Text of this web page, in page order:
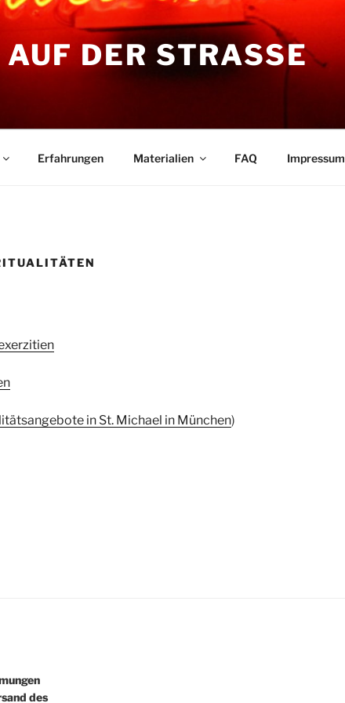
DER STRASSE
Erfahrungen Materialien FAQ Impressum
in St. Michael in München)
des